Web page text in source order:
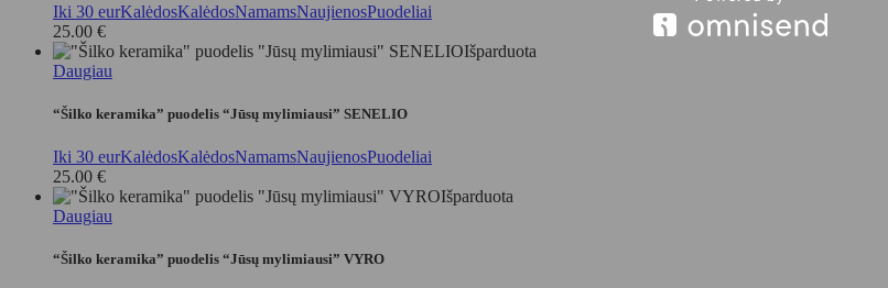
Iki 30 eurKalėdosKalėdosNamamsNaujienosPuodeliai
25.00 €
Išparduota
Daugiau
“Šilko keramika” puodelis “Jūsų mylimiausi” SENELIO
Iki 30 eurKalėdosKalėdosNamamsNaujienosPuodeliai
25.00 €
Išparduota
Daugiau
“Šilko keramika” puodelis “Jūsų mylimiausi” VYRO